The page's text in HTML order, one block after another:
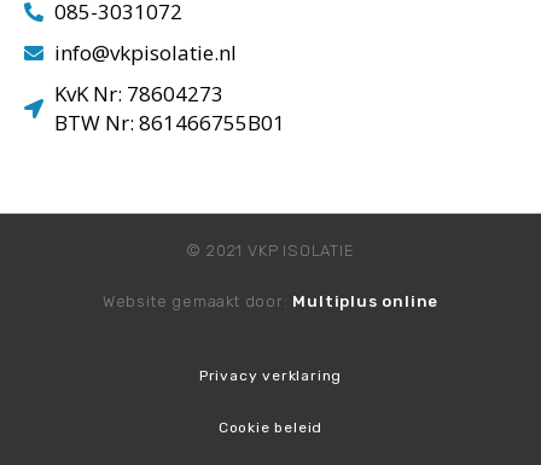
085-3031072
info@vkpisolatie.nl
KvK Nr: 78604273
BTW Nr: 861466755B01
© 2021 VKP ISOLATIE
Website gemaakt door: Multiplus online
Privacy verklaring
Cookie beleid